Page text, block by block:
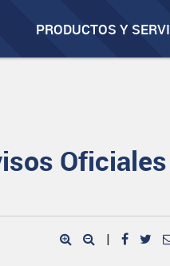
PRODUCTOS Y
Oficiales
|